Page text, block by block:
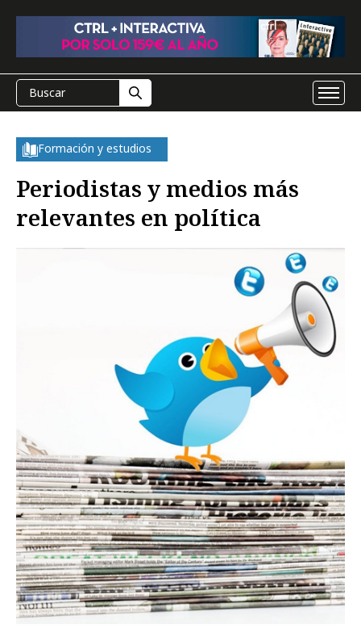
Formación y estudios
Periodistas y medios más
relevantes en política